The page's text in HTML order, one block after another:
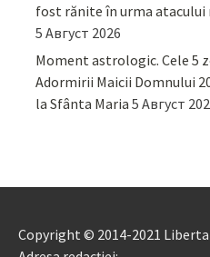
fost rănite în urma atacului
5 Август 2026
Moment astrologic. Cele 5
Adormirii Maicii Domnului
la Sfânta Maria 5 Август
Copyright © 2014-2021